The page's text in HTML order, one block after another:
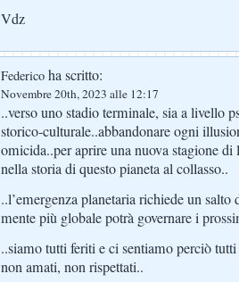
Vdz
Federico ha scritto:
Novembre 20th, 2023 alle 12:17
..verso uno stadio terminale, sia a livello
storico-culturale..abbandonare ogni
omicida..per aprire una nuova stagione
nella storia di questo pianeta al collasso..
..l’emergenza planetaria richiede un salto
mente più globale potrà governare i
..siamo tutti feriti e ci sentiamo perciò
non amati, non rispettati..